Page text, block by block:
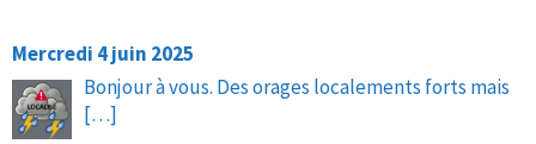
Mercredi 4 juin 2025
Bonjour à vous. Des orages localements forts mais
[…]